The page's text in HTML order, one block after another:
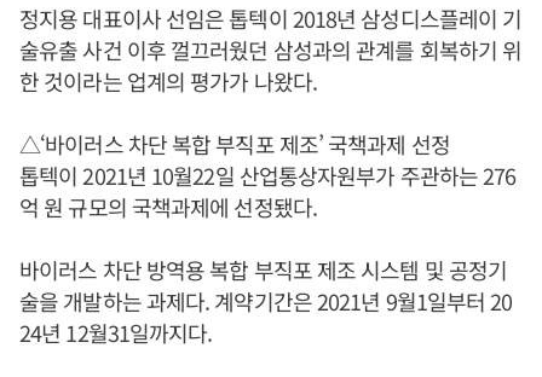
정지용 대표이사 선임은 톱텍이 2018년 삼성디스플레이 기
술유출 사건 이후 껄끄러웠던 삼성과의 관계를 회복하기 위
한 것이라는 업계의 평가가 나왔다.
△‘바이러스 차단 복합 부직포 제조’ 국책과제 선정
톱텍이 2021년 10월22일 산업통상자원부가 주관하는 276
억 원 규모의 국책과제에 선정됐다.
바이러스 차단 방역용 복합 부직포 제조 시스템 및 공정기
술을 개발하는 과제다. 계약기간은 2021년 9월1일부터 20
24년 12월31일까지다.